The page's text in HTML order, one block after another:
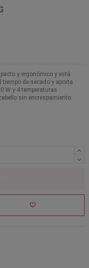
y ergonómico y está
de secado y aporta
W y 4 temperaturas
sin encrespamiento.